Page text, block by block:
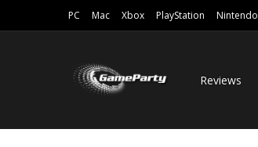
PC Mac Xbox PlayStation Nintendo
Reviews